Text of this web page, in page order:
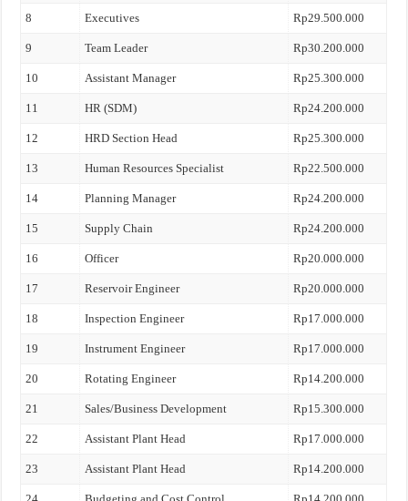
8 Executives Rp29.500.000
9 Team Leader Rp30.200.000
10 Assistant Manager Rp25.300.000
11 HR (SDM) Rp24.200.000
12 HRD Section Head Rp25.300.000
13 Human Resources Specialist Rp22.500.000
14 Planning Manager Rp24.200.000
15 Supply Chain Rp24.200.000
16 Officer Rp20.000.000
17 Reservoir Engineer Rp20.000.000
18 Inspection Engineer Rp17.000.000
19 Instrument Engineer Rp17.000.000
20 Rotating Engineer Rp14.200.000
21 Sales/Business Development Rp15.300.000
22 Assistant Plant Head Rp17.000.000
23 Assistant Plant Head Rp14.200.000